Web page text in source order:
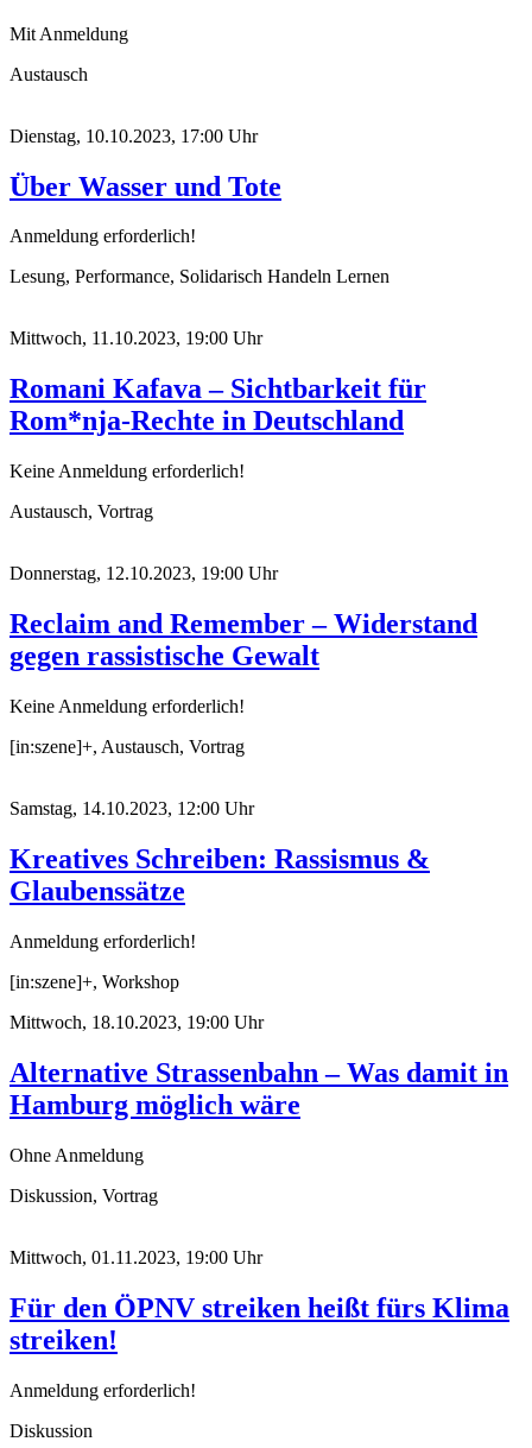
Mit Anmeldung
Austausch
Dienstag, 10.10.2023, 17:00 Uhr
Über Wasser und Tote
Anmeldung erforderlich!
Lesung, Performance, Solidarisch Handeln Lernen
Mittwoch, 11.10.2023, 19:00 Uhr
Romani Kafava – Sichtbarkeit für
Rom*nja-Rechte in Deutschland
Keine Anmeldung erforderlich!
Austausch, Vortrag
Donnerstag, 12.10.2023, 19:00 Uhr
Reclaim and Remember – Widerstand
gegen rassistische Gewalt
Keine Anmeldung erforderlich!
[in:szene]+, Austausch, Vortrag
Samstag, 14.10.2023, 12:00 Uhr
Kreatives Schreiben: Rassismus &
Glaubenssätze
Anmeldung erforderlich!
[in:szene]+, Workshop
Mittwoch, 18.10.2023, 19:00 Uhr
Alternative Strassenbahn – Was damit in
Hamburg möglich wäre
Ohne Anmeldung
Diskussion, Vortrag
Mittwoch, 01.11.2023, 19:00 Uhr
Für den ÖPNV streiken heißt fürs Klima
streiken!
Anmeldung erforderlich!
Diskussion